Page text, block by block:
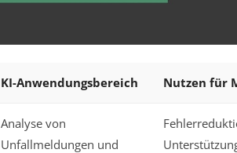
KI-Anwendungsbereich Nutzen für
Analyse von
Unfallmeldungen und